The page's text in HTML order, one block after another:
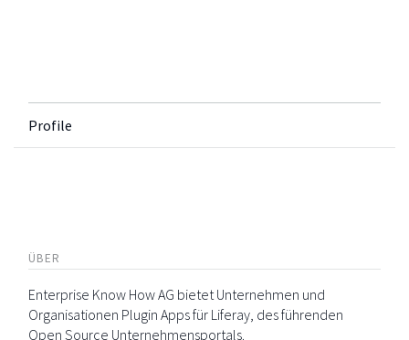
Profile
ÜBER
Enterprise Know How AG bietet Unternehmen und
Organisationen Plugin Apps für Liferay, des führenden
Open Source Unternehmensportals.